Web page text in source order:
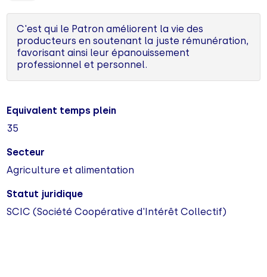
C'est qui le Patron améliorent la vie des
producteurs en soutenant la juste rémunération,
favorisant ainsi leur épanouissement
professionnel et personnel.
Equivalent temps plein
35
Secteur
Agriculture et alimentation
Statut juridique
SCIC (Société Coopérative d'Intérêt Collectif)